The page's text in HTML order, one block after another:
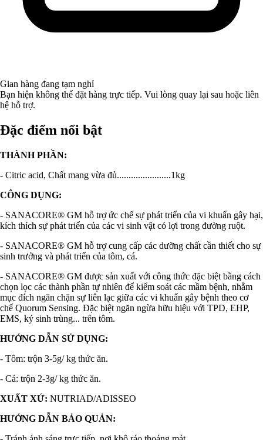
Gian hàng đang tạm nghỉ
Bạn hiện không thể đặt hàng trực tiếp. Vui lòng quay lại sau hoặc liên
hệ hỗ trợ.
Đặc điểm nổi bật
THÀNH PHẦN:
- Citric acid, Chất mang vừa đủ.......................1kg
CÔNG DỤNG:
- SANACORE® GM hỗ trợ ức chế sự phát triển của vi khuẩn gây hại,
kích thích sự phát triển của các vi sinh vật có lợi trong đường ruột.
- SANACORE® GM hỗ trợ cung cấp các dưỡng chất cần thiết cho sự
sinh trưởng và phát triển của tôm, cá.
- SANACORE® GM được sản xuất với công thức đặc biệt bằng cách
chọn lọc các thành phần tự nhiên để kiểm soát các mầm bệnh, nhằm
mục đích ngăn chặn sự liên lạc giữa các vi khuẩn gây bệnh theo cơ
chế Quorum Sensing. Đặc biệt ngăn ngừa hữu hiệu với TPD, EHP,
EMS, ký sinh trùng... trên tôm.
HƯỚNG DẪN SỬ DỤNG:
- Tôm: trộn 3-5g/ kg thức ăn.
- Cá: trộn 2-3g/ kg thức ăn.
XUẤT XỨ: NUTRIAD/ADISSEO
HƯỚNG DẪN BẢO QUẢN: